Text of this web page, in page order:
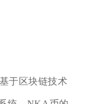
于区块链技术